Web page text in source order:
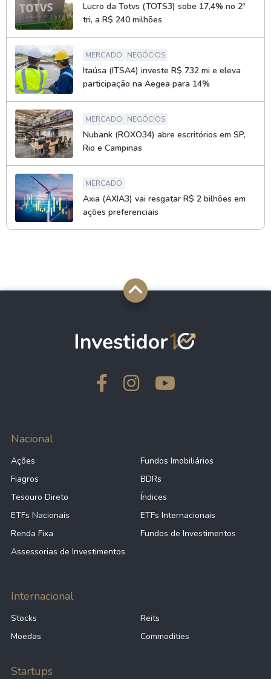
Lucro da Totvs (TOTS3) sobe 17,4% no 2º
tri, a R$ 240 milhões
MERCADO NEGÓCIOS
Itaúsa (ITSA4) investe R$ 732 mi e eleva
participação na Aegea para 14%
MERCADO NEGÓCIOS
Nubank (ROXO34) abre escritórios em SP,
Rio e Campinas
MERCADO
Axia (AXIA3) vai resgatar R$ 2 bilhões em
ações preferenciais
Nacional
Ações
Fundos Imobiliários
Fiagros
BDRs
Tesouro Direto
Índices
ETFs Nacionais
ETFs Internacionais
Renda Fixa
Fundos de Investimentos
Assessorias de Investimentos
Internacional
Stocks
Reits
Moedas
Commodities
Startups